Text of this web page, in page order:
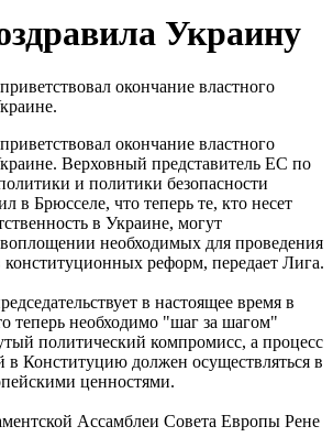
Украину
окончание властного
окончание властного
Верховный представитель ЕС по
и политики безопасности
в Брюсселе, что теперь те, кто несет
в Украине, могут
воплощении необходимых для проведения
реформ, передает Лига.
в настоящее время в
теперь необходимо "шаг за шагом"
политический компромисс, а процесс
в Конституцию должен осуществляться в
ценностями.
Ассамблеи Совета Европы Рене